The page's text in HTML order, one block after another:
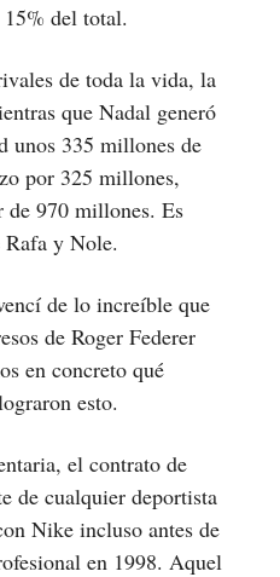
15% del total.
de toda la vida, la
que Nadal generó
unos 335 millones de
por 325 millones,
de 970 millones. Es
Rafa y Nole.
de lo increíble que
de Roger Federer
en concreto qué
esto.
el contrato de
de cualquier deportista
Nike incluso antes de
en 1998. Aquel